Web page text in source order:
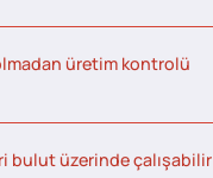
üretim kontrolü
bulut üzerinde çalışabilir